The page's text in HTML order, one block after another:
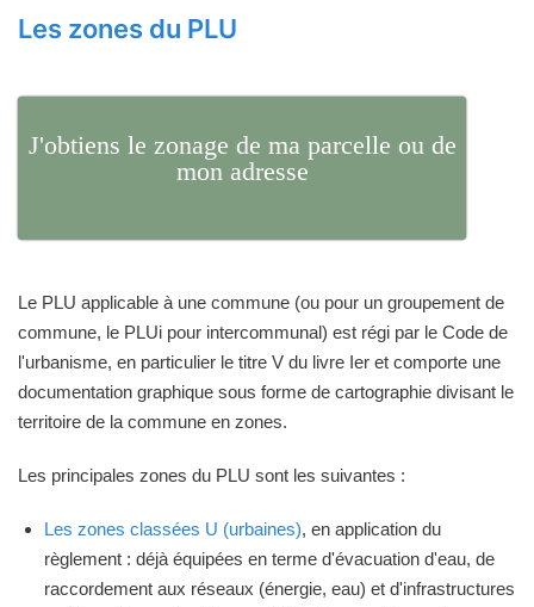
Les zones du PLU
J'obtiens le zonage de ma parcelle ou de
mon adresse
Le PLU applicable à une commune (ou pour un groupement de
commune, le PLUi pour intercommunal) est régi par le Code de
l'urbanisme, en particulier le titre V du livre Ier et comporte une
documentation graphique sous forme de cartographie divisant le
territoire de la commune en zones.
Les principales zones du PLU sont les suivantes :
Les zones classées U (urbaines), en application du
règlement : déjà équipées en terme d'évacuation d'eau, de
raccordement aux réseaux (énergie, eau) et d'infrastructures